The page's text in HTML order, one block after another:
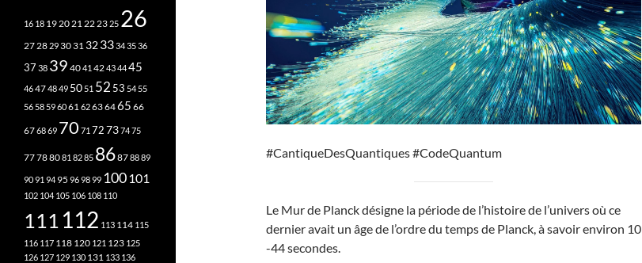
#CantiqueDesQuantiques #CodeQuantum
Le Mur de Planck désigne la période de l’histoire de l’univers où ce
dernier avait un âge de l’ordre du temps de Planck, à savoir environ 10
-44 secondes.
16 18 1920212223 25 26
27 28 293031 3233343536
37 38 39 4041 42434445
46474849 50 51 52 53 54 55
56 58 596061 62636465 66
676869 70 71 72737475
77788081 8285 86878889
9091 94 95 969899 100101
102 104 105 106 108 110
111 112 113 114 115
116 117 118 120 121 123 125
126 127 129 130 131 133 136